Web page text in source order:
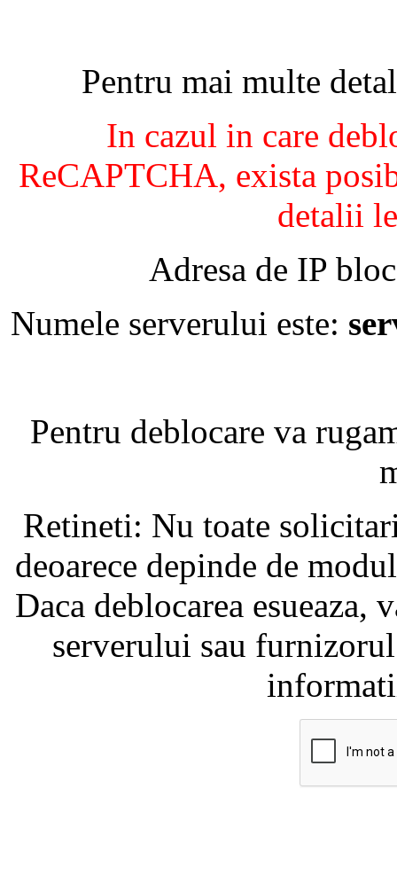
Pentru mai multe
In cazul in care
ReCAPTCHA, exista
detalii
Adresa de IP
Numele serverului este:
Pentru deblocare va
Retineti: Nu toate
deoarece depinde de
Daca deblocarea
serverului sau